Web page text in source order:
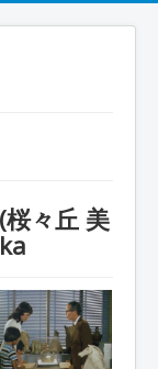
々丘 美